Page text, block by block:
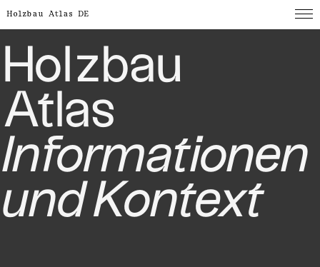
Holzbau Atlas DE
Holzbau
Atlas
Informationen
undKontext